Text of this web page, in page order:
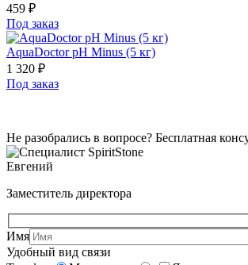
459 ₽
Под заказ
AquaDoctor pH Minus (5 кг)
1 320 ₽
Под заказ
Не разобрались в вопросе? Бесплатная
Евгений
Заместитель директора
Имя
Удобный вид связи